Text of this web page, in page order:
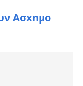
Aσxnμo